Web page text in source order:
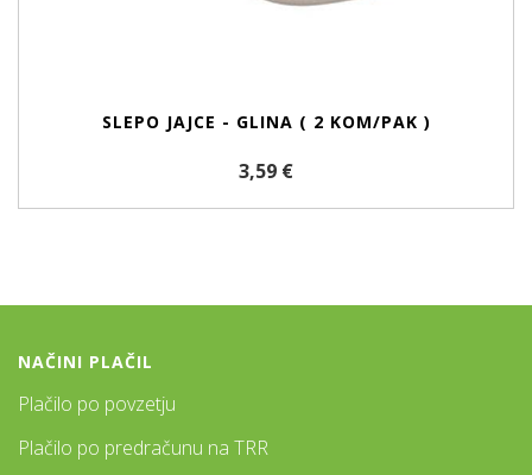
SLEPO JAJCE - GLINA ( 2 KOM/PAK )
3,59 €
NAČINI PLAČIL
Plačilo po povzetju
Plačilo po predračunu na TRR